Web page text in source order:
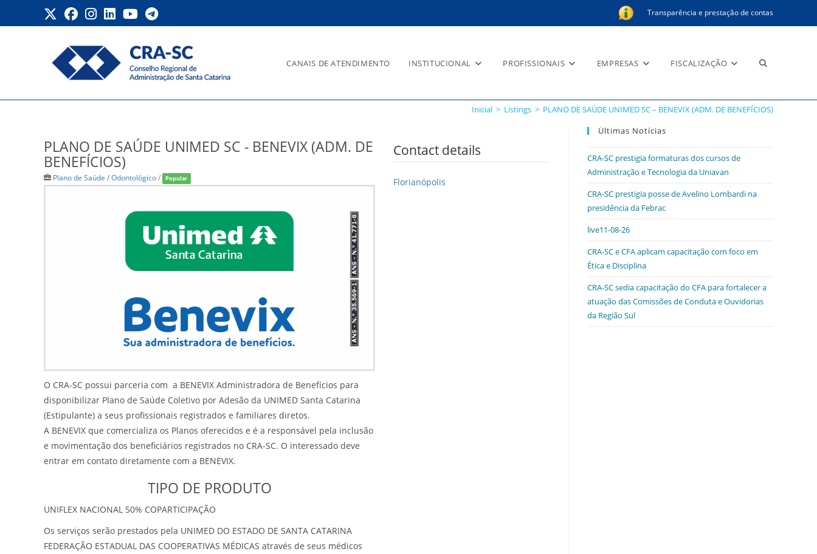
Transparência e prestação de contas
CANAIS DE ATENDIMENTO INSTITUCIONAL PROFISSIONAIS EMPRESAS FISCALIZAÇÃO Alternar
PLANO DE SAÚDE UNIMED SC – BENEVIX (ADM. DE BENEFÍCIOS)
Inicial > Listings > PLANO DE SAÚDE UNIMED SC – BENEVIX (ADM. DE BENEFÍCIOS)
PLANO DE SAÚDE UNIMED SC - BENEVIX (ADM. DE
BENEFÍCIOS)
Plano de Saúde / Odontológico/ Popular
O CRA-SC possui parceria com a BENEVIX Administradora de Benefícios para
disponibilizar Plano de Saúde Coletivo por Adesão da UNIMED Santa Catarina
(Estipulante) a seus profissionais registrados e familiares diretos.
A BENEVIX que comercializa os Planos oferecidos e é a responsável pela inclusão
e movimentação dos beneficiários registrados no CRA-SC. O interessado deve
entrar em contato diretamente com a BENEVIX.
TIPO DE PRODUTO
UNIFLEX NACIONAL 50% COPARTICIPAÇÃO
Os serviços serão prestados pela UNIMED DO ESTADO DE SANTA CATARINA
FEDERAÇÃO ESTADUAL DAS COOPERATIVAS MÉDICAS através de seus médicos
Contact details
Florianópolis
Últimas Notícias
CRA-SC prestigia formaturas dos cursos de
Administração e Tecnologia da Uniavan
CRA-SC prestigia posse de Avelino Lombardi na
presidência da Febrac
live11-08-26
CRA-SC e CFA aplicam capacitação com foco em
Ética e Disciplina
CRA-SC sedia capacitação do CFA para fortalecer a
atuação das Comissões de Conduta e Ouvidorias
da Região Sul